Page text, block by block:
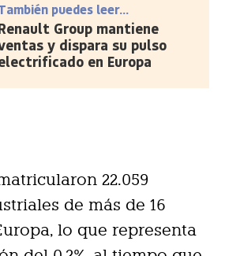
puedes leer...
Group mantiene
y dispara su pulso
en Europa
22.059
de más de 16
lo que representa